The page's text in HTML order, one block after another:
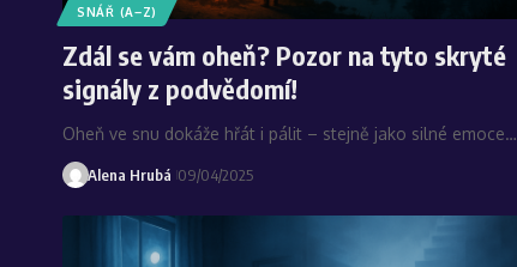
SNÁŘ (A–Z)
Zdál se vám oheň? Pozor na tyto skryté
signály z podvědomí!
Oheň ve snu dokáže hřát i pálit – stejně jako silné emoce…
Alena Hrubá 09/04/2025